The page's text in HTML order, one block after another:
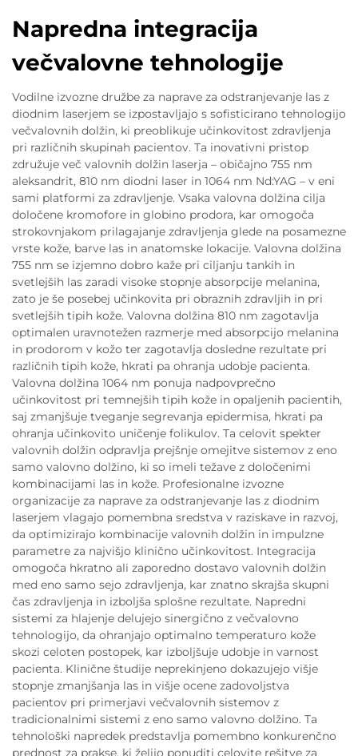
Napredna integracija
večvalovne tehnologije
Vodilne izvozne družbe za naprave za odstranjevanje las z
diodnim laserjem se izpostavljajo s sofisticirano tehnologijo
večvalovnih dolžin, ki preoblikuje učinkovitost zdravljenja
pri različnih skupinah pacientov. Ta inovativni pristop
združuje več valovnih dolžin laserja – običajno 755 nm
aleksandrit, 810 nm diodni laser in 1064 nm Nd:YAG – v eni
sami platformi za zdravljenje. Vsaka valovna dolžina cilja
določene kromofore in globino prodora, kar omogoča
strokovnjakom prilagajanje zdravljenja glede na posamezne
vrste kože, barve las in anatomske lokacije. Valovna dolžina
755 nm se izjemno dobro kaže pri ciljanju tankih in
svetlejših las zaradi visoke stopnje absorpcije melanina,
zato je še posebej učinkovita pri obraznih zdravljih in pri
svetlejših tipih kože. Valovna dolžina 810 nm zagotavlja
optimalen uravnotežen razmerje med absorpcijo melanina
in prodorom v kožo ter zagotavlja dosledne rezultate pri
različnih tipih kože, hkrati pa ohranja udobje pacienta.
Valovna dolžina 1064 nm ponuja nadpovprečno
učinkovitost pri temnejših tipih kože in opaljenih pacientih,
saj zmanjšuje tveganje segrevanja epidermisa, hkrati pa
ohranja učinkovito uničenje folikulov. Ta celovit spekter
valovnih dolžin odpravlja prejšnje omejitve sistemov z eno
samo valovno dolžino, ki so imeli težave z določenimi
kombinacijami las in kože. Profesionalne izvozne
organizacije za naprave za odstranjevanje las z diodnim
laserjem vlagajo pomembna sredstva v raziskave in razvoj,
da optimizirajo kombinacije valovnih dolžin in impulzne
parametre za najvišjo klinično učinkovitost. Integracija
omogoča hkratno ali zaporedno dostavo valovnih dolžin
med eno samo sejo zdravljenja, kar znatno skrajša skupni
čas zdravljenja in izboljša splošne rezultate. Napredni
sistemi za hlajenje delujejo sinergično z večvalovno
tehnologijo, da ohranjajo optimalno temperaturo kože
skozi celoten postopek, kar izboljšuje udobje in varnost
pacienta. Klinične študije neprekinjeno dokazujejo višje
stopnje zmanjšanja las in višje ocene zadovoljstva
pacientov pri primerjavi večvalovnih sistemov z
tradicionalnimi sistemi z eno samo valovno dolžino. Ta
tehnološki napredek predstavlja pomembno konkurenčno
prednost za prakse, ki želijo ponuditi celovite rešitve za